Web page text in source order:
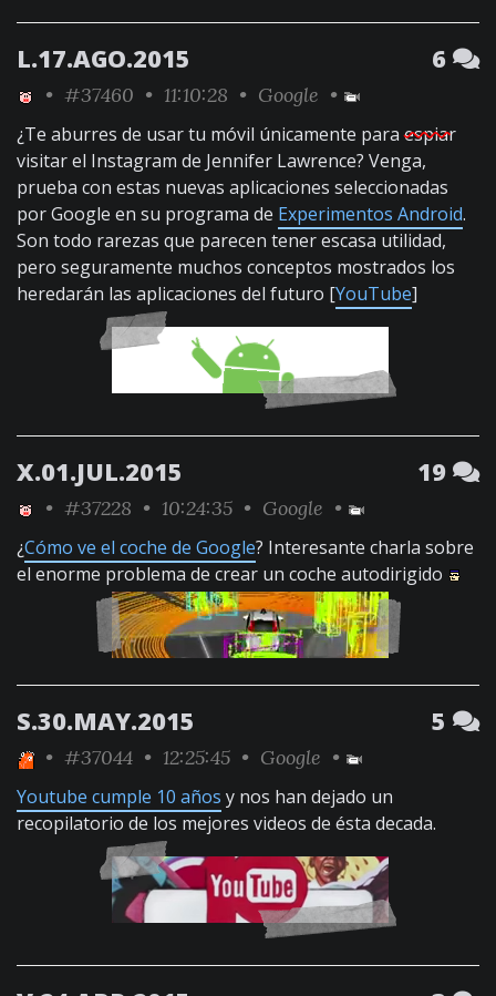
L.17.AGO.2015 6
• #37460 • 11:10:28 • Google •
¿Te aburres de usar tu móvil únicamente paraespiar
visitar el Instagram de Jennifer Lawrence? Venga,
prueba con estas nuevas aplicaciones seleccionadas
por Google en su programa de Experimentos Android.
Son todo rarezas que parecen tener escasa utilidad,
pero seguramente muchos conceptos mostrados los
heredarán las aplicaciones del futuro [YouTube]
X.01.JUL.2015 19
• #37228 • 10:24:35 • Google •
¿Cómo ve el coche de Google? Interesante charla sobre
el enorme problema de crear un coche autodirigido
S.30.MAY.2015 5
• #37044 • 12:25:45 • Google •
Youtube cumple 10 años y nos han dejado un
recopilatorio de los mejores videos de ésta decada.